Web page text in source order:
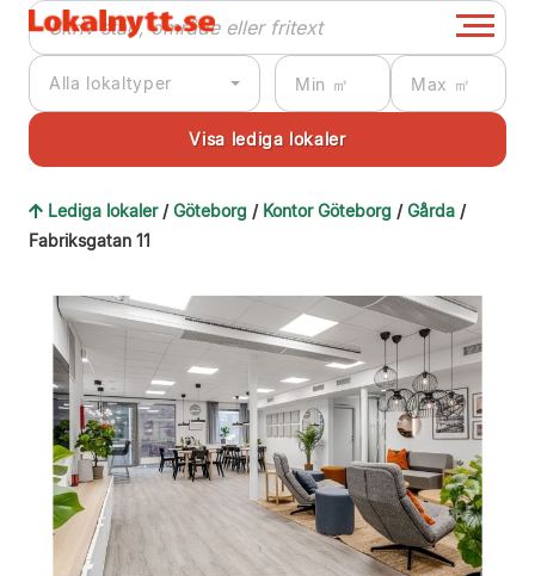
Alla lokaltyper
Lediga lokaler /Göteborg / Kontor Göteborg /Gårda /
Fabriksgatan 11